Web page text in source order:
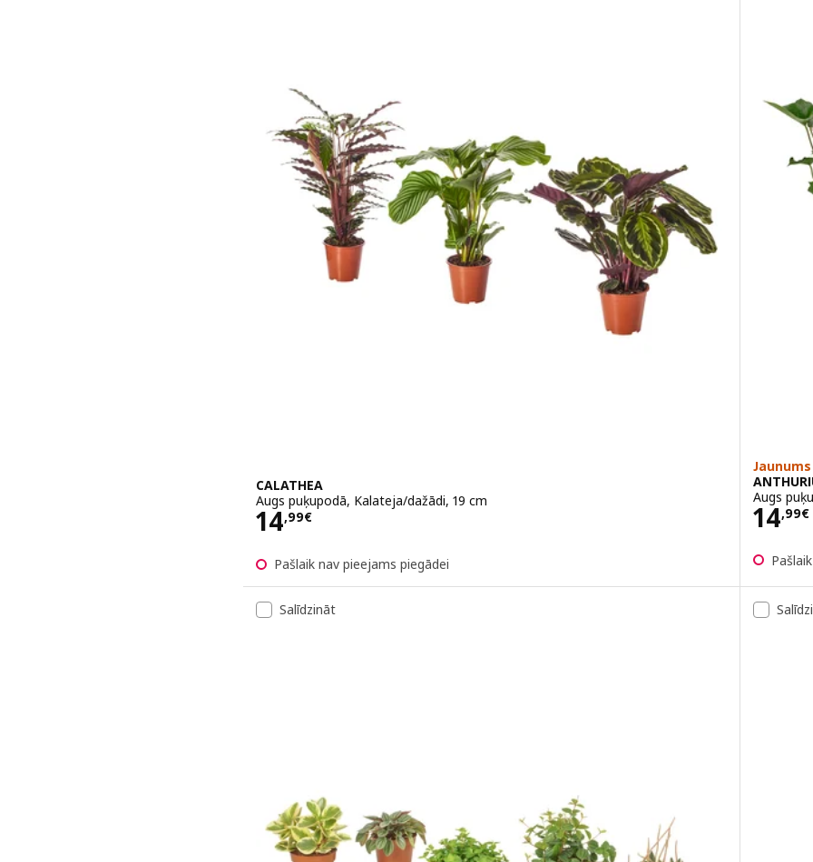
CALATHEA
Augs puķupodā, Kalateja/dažādi, 19 cm
14,99€
Cena 14,99€
Pašlaik nav pieejams piegādei
Jaunums
Augs
14,99€
Salīdzināt